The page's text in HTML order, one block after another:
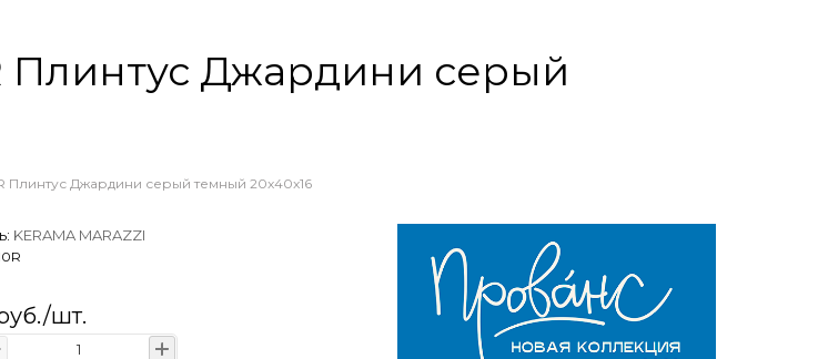
Плинтус Джардини серый
Плинтус Джардини серый темный 20x40x16
KERAMA MARAZZI
шт.